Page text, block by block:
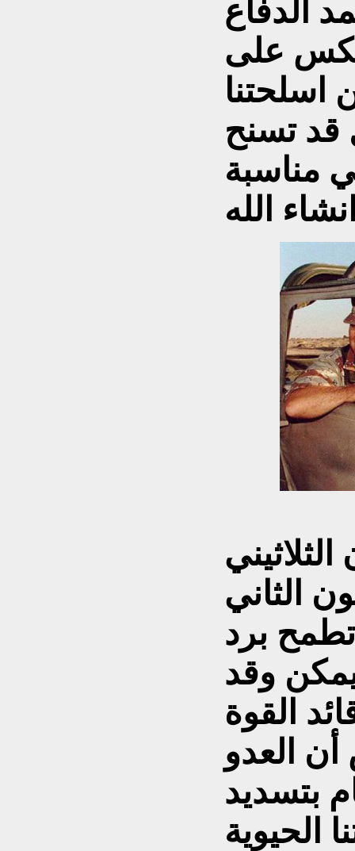
الدفاع
على
50% من اسلحتنا
قد تسنح
مناسبة
في 16/17 كانون الثاني
تطمح برد
وقد
القوة
العدو
بتسديد
الحيوية